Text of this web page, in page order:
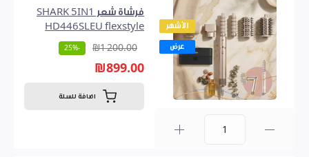
الأشهر
عرض
فرشاة شعر SHARK 5IN1
HD446SLEU flexstyle
₪1 200.00
-25%
₪899.00
اضافة للسلة